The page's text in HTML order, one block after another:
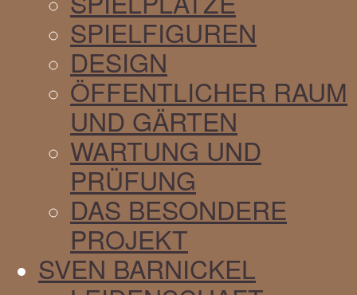
SPIELFIGUREN
DESIGN
ÖFFENTLICHER RAUM
UND GÄRTEN
WARTUNG UND
PRÜFUNG
DAS BESONDERE
PROJEKT
SVEN BARNICKEL